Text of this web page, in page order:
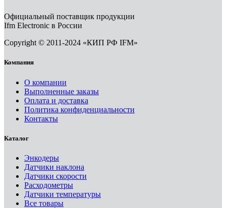
Официальный поставщик продукции
Ifm Electronic в России
Copyright © 2011-2024 «КИП РФ IFM»
Компания
О компании
Выполненные заказы
Оплата и доставка
Политика конфиденциальности
Контакты
Каталог
Энкодеры
Датчики наклона
Датчики скорости
Расходометры
Датчики температуры
Все товары